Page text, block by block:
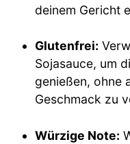
deinem Gericht
Glutenfrei:
Sojasauce, um
genießen, ohne
Geschmack zu
Würzige Note: